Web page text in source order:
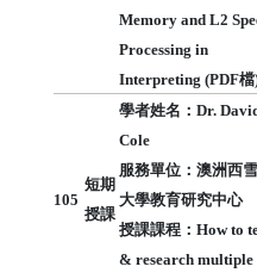
Memory and L2
Processing in
Interpreting (PDF檔
105
短期
授課
學者姓名：Dr.
Cole
服務單位：澳洲西
大學教育研究中心
授課課程：How to
& research multiple